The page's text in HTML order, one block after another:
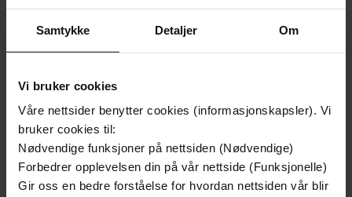
Samtykke Detaljer Om
Vi bruker cookies
Våre nettsider benytter cookies (informasjonskapsler). Vi
bruker cookies til:
Nødvendige funksjoner på nettsiden (Nødvendige)
Forbedrer opplevelsen din på vår nettside (Funksjonelle)
Gir oss en bedre forståelse for hvordan nettsiden vår blir